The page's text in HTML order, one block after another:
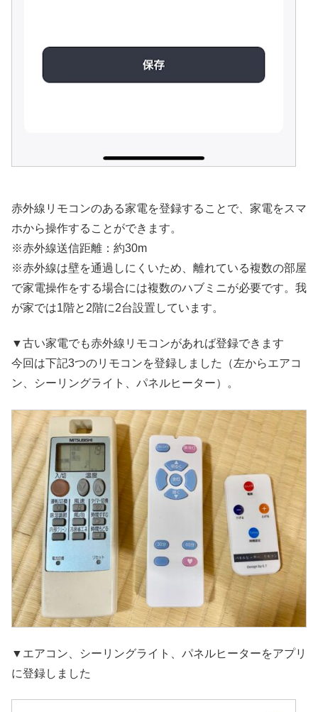
赤外線リモコンのある家電を登録することで、家電をスマ
ホから操作することができます。
※赤外線送信距離：約30m
※赤外線は壁を通過しにくいため、離れている複数の部屋
で家電操作をする場合には複数のハブミニが必要です。我
が家では1階と2階に2台設置しています。
▼古い家電でも赤外線リモコンがあれば登録できます
今回は下記3つのリモコンを登録しました（左からエアコ
ン、シーリングライト、パネルヒーター）。
▼エアコン、シーリングライト、パネルヒーターをアプリ
に登録しました